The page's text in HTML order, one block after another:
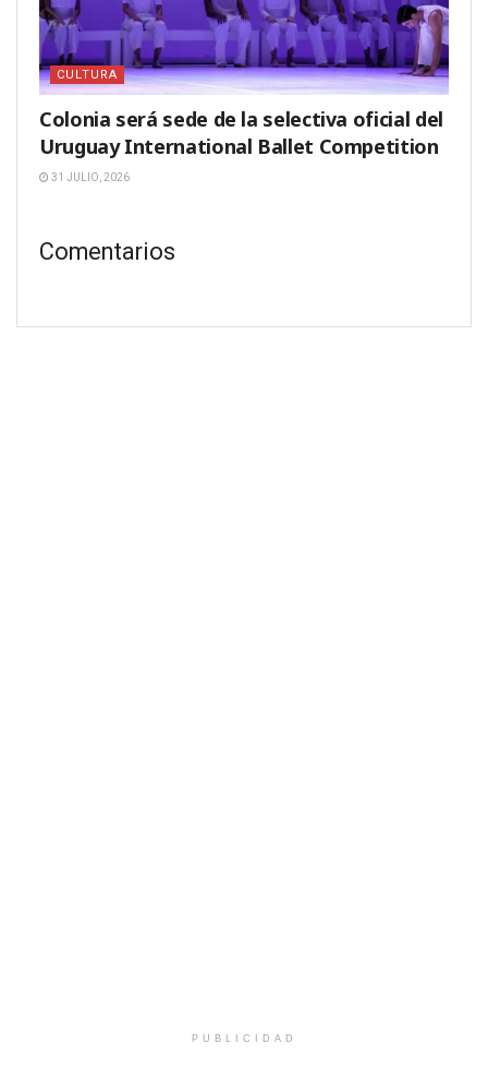
CULTURA
Colonia será sede de la selectiva oficial del
Uruguay International Ballet Competition
31 JULIO, 2026
Comentarios
PUBLICIDAD